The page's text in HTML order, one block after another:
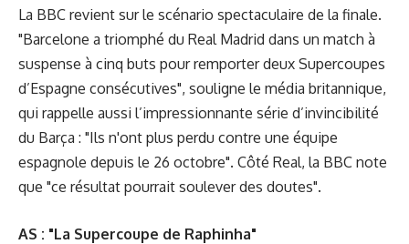
La BBC revient sur le scénario spectaculaire de la finale.
"Barcelone a triomphé du Real Madrid dans un match à
suspense à cinq buts pour remporter deux Supercoupes
d’Espagne consécutives", souligne le média britannique,
qui rappelle aussi l’impressionnante série d’invincibilité
du Barça : "Ils n'ont plus perdu contre une équipe
espagnole depuis le 26 octobre". Côté Real, la BBC note
que "ce résultat pourrait soulever des doutes".
AS : "La Supercoupe de Raphinha"